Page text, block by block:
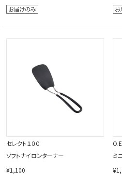
セレクト１００
ソフトナイロンターナー
¥1,100
ミ